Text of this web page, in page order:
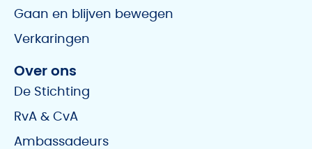
Gaan en blijven bewegen
Verkaringen
Over ons
De Stichting
RvA & CvA
Ambassadeurs